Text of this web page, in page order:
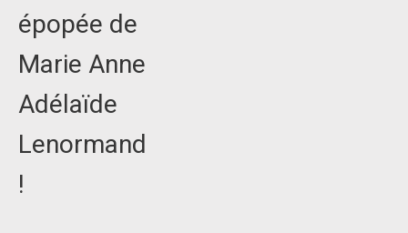
épopée de
Marie Anne
Adélaïde
Lenormand
!